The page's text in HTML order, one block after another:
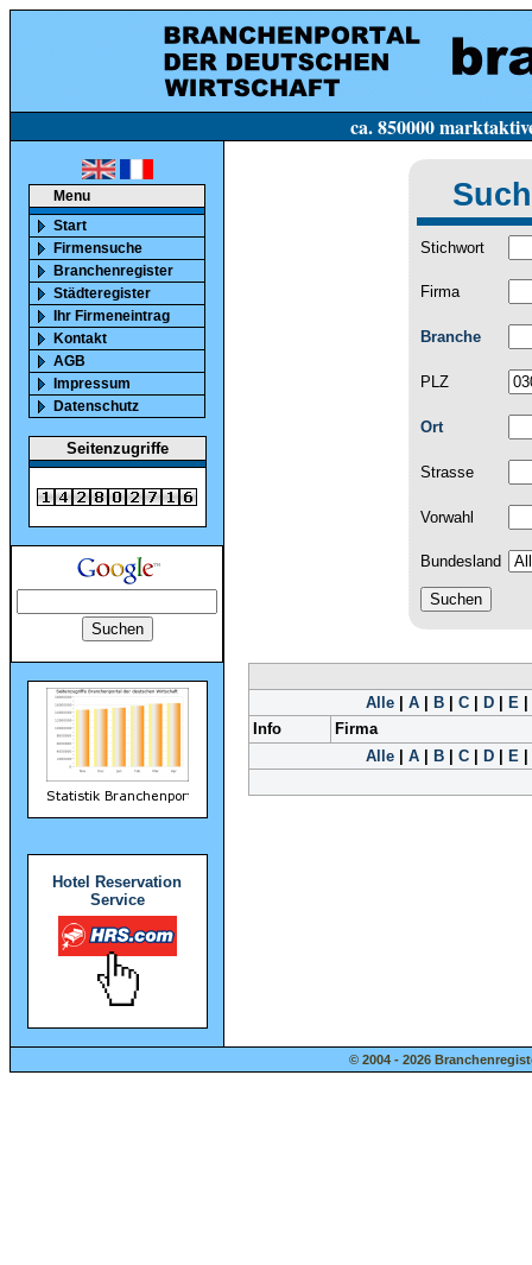
ca. 850000 marktaktive Firmen in
Menu
Start
Firmensuche
Branchenregister
Städteregister
Ihr Firmeneintrag
Kontakt
AGB
Impressum
Datenschutz
Seitenzugriffe
Hotel Reservation
Service
Stichwort
Firma
Branche
PLZ
Ort
Strasse
Vorwahl
Bundesland
Alle| A| B| C| D| E|
Info
Firma
Alle| A| B| C| D| E|
© 2004 - 2026